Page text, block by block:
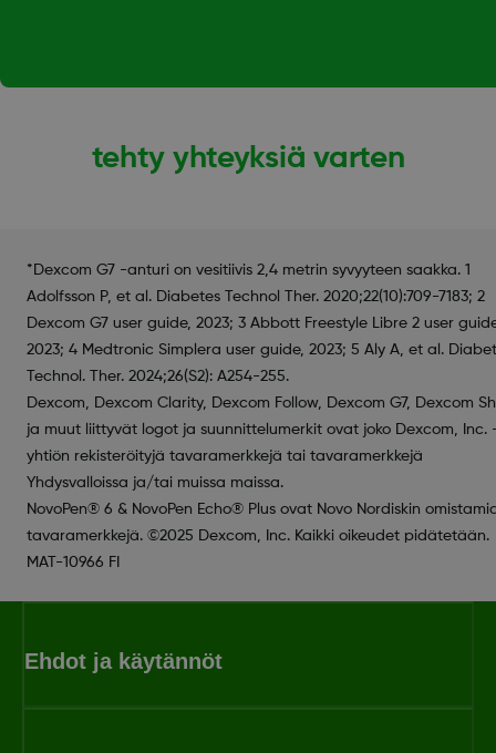
tehty yhteyksiä varten
*Dexcom G7 -anturi on vesitiivis 2,4 metrin syvyyteen saakka. 1
Adolfsson P, et al. Diabetes Technol Ther. 2020;22(10):709-7183; 2
Dexcom G7 user guide, 2023; 3 Abbott Freestyle Libre 2 user
2023; 4 Medtronic Simplera user guide, 2023; 5 Aly A, et al.
Technol. Ther. 2024;26(S2): A254-255.
Dexcom, Dexcom Clarity, Dexcom Follow, Dexcom G7, Dexcom
ja muut liittyvät logot ja suunnittelumerkit ovat joko Dexcom, Inc.
yhtiön rekisteröityjä tavaramerkkejä tai tavaramerkkejä
Yhdysvalloissa ja/tai muissa maissa.
NovoPen® 6 & NovoPen Echo® Plus ovat Novo Nordiskin
tavaramerkkejä. ©2025 Dexcom, Inc. Kaikki oikeudet pidätetään.
MAT-10966 FI
Ehdot ja käytännöt